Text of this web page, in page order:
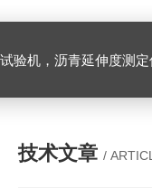
混合料拌合机，全自动沥青混合料离心式抽提仪，马歇尔电动
技术文章 /